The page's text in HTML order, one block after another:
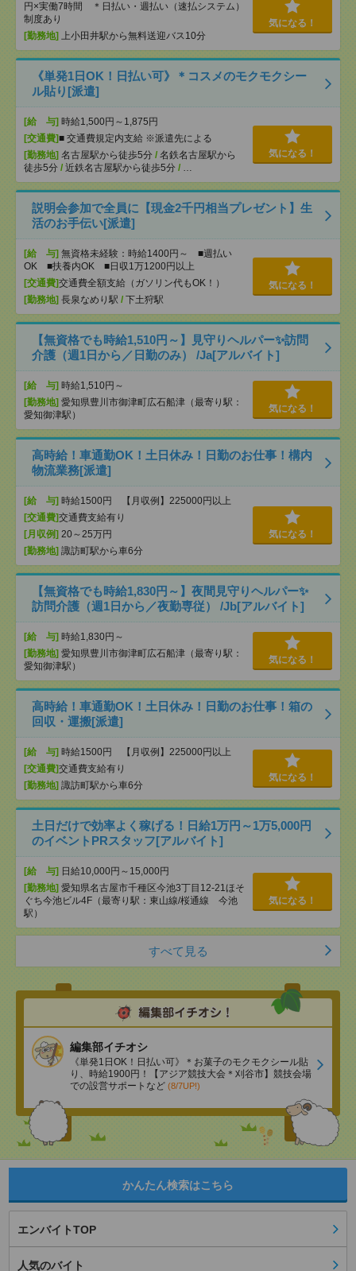
円×実働7時間 ＊日払い・週払い（速払システム）
制度あり
[勤務地] 上小田井駅から無料送迎バス10分
気になる！
《単発1日OK！日払い可》＊コスメのモクモクシー
ル貼り[派遣]
[給 与] 時給1,500円～1,875円
[交通費]■ 交通費規定内支給 ※派遣先による
[勤務地] 名古屋駅から徒歩5分 / 名鉄名古屋駅から
徒歩5分 / 近鉄名古屋駅から徒歩5分 / …
気になる！
説明会参加で全員に【現金2千円相当プレゼント】生
活のお手伝い[派遣]
[給 与] 無資格未経験：時給1400円～ ■週払い
OK ■扶養内OK ■日収1万1200円以上
[交通費]交通費全額支給（ガソリン代もOK！）
[勤務地] 長泉なめり駅 / 下土狩駅
気になる！
【無資格でも時給1,510円～】見守りヘルパー✨訪問
介護（週1日から／日勤のみ） /Ja[アルバイト]
[給 与] 時給1,510円～
[勤務地] 愛知県豊川市御津町広石船津（最寄り駅：
愛知御津駅）
気になる！
高時給！車通勤OK！土日休み！日勤のお仕事！構内
物流業務[派遣]
[給 与] 時給1500円 【月収例】225000円以上
[交通費]交通費支給有り
[月収例] 20～25万円
[勤務地] 諏訪町駅から車6分
気になる！
【無資格でも時給1,830円～】夜間見守りヘルパー✨
訪問介護（週1日から／夜勤専従） /Jb[アルバイト]
[給 与] 時給1,830円～
[勤務地] 愛知県豊川市御津町広石船津（最寄り駅：
愛知御津駅）
気になる！
高時給！車通勤OK！土日休み！日勤のお仕事！箱の
回収・運搬[派遣]
[給 与] 時給1500円 【月収例】225000円以上
[交通費]交通費支給有り
[勤務地] 諏訪町駅から車6分
気になる！
土日だけで効率よく稼げる！日給1万円～1万5,000円
のイベントPRスタッフ[アルバイト]
[給 与] 日給10,000円～15,000円
[勤務地] 愛知県名古屋市千種区今池3丁目12-21ほそ
ぐち今池ビル4F（最寄り駅：東山線/桜通線 今池
駅）
気になる！
すべて見る
編集部イチオシ
《単発1日OK！日払い可》＊お菓子のモクモクシール貼
り、時給1900円！【アジア競技大会＊刈谷市】競技会場
での設営サポートなど (8/7UP!)
かんたん検索はこちら
エンバイトTOP
人気のバイト